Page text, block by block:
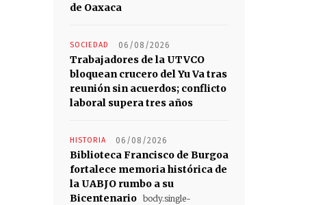
de Oaxaca
SOCIEDAD 06/08/2026
Trabajadores de la UTVCO
bloquean crucero del Yu Va tras
reunión sin acuerdos; conflicto
laboral supera tres años
HISTORIA 06/08/2026
Biblioteca Francisco de Burgoa
fortalece memoria histórica de
la UABJO rumbo a su
Bicentenario body.single-